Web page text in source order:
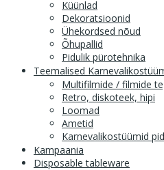
Küünlad
Dekoratsioonid
Ühekordsed nõud
Õhupallid
Pidulik pürotehnika
Teemalised
Multifilmide / filmide
Retro, diskoteek, hipi
Loomad
Ametid
Karnevalikostüümid
Kampaania
Disposable tableware